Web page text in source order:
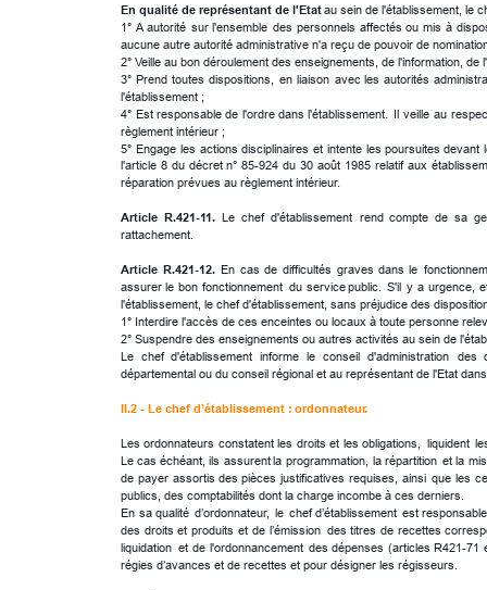
En qualité de représentant de l'Etat au sein de l'établissement, le
1° A autorité sur l'ensemble des personnels affectés ou mis à
aucune autre autorité administrative n'a reçu de pouvoir de
2° Veille au bon déroulement des enseignements, de l'information,
3° Prend toutes dispositions, en liaison avec les autorités
l'établissement ;
4° Est responsable de l'ordre dans l'établissement. Il veille au
règlement intérieur ;
5° Engage les actions disciplinaires et intente les poursuites devant
l'article 8 du décret n° 85-924 du 30 août 1985 relatif aux
réparation prévues au règlement intérieur.
Article R.421-11. Le chef d'établissement rend compte de sa
rattachement.
Article R.421-12. En cas de difficultés graves dans le
assurer le bon fonctionnement du servicepublic. S'il y a urgence,
l'établissement, le chef d'établissement, sans préjudice des
1° Interdire l'accès de ces enceintes ou locaux à toute personne
2° Suspendre des enseignements ou autres activités au sein de
Le chef d'établissement informe le conseil d'administration des
départemental ou du conseil régional et au représentant de l'Etat
II.2 - Le chef d’établissement : ordonnateur.
Les ordonnateurs constatent les droits et les obligations, liquident
Le cas échéant, ils assurentla programmation, la répartition et la
de payer assortis des pièces justificatives requises, ainsi que les
publics, des comptabilités dont la charge incombe à ces derniers.
En sa qualité d’ordonnateur, le chef d’établissement est responsable
des droits et produits et de l’émission des titres de recettes
liquidation et de l'ordonnancement des dépenses (articles R421-71
régies d’avances et de recettes et pour désigner les régisseurs.